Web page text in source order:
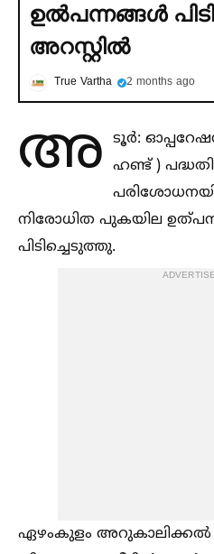
ഉല്‍പന്നങ്ങള്‍
അറസ്റ്റില്‍
True Vartha 2 months ago
അ ടൂര്‍:
ഹണ്ട് )
നിരോധിത പുകയില
പിടിച്ചെടുത്തു.
ഏഴംകുളം